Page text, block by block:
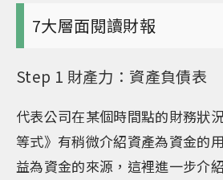
7大層面閱讀財報
Step 1 財產力：資產負債表
代表公司在某個時間點的財務狀
等式》有稍微介紹資產為資金的
益為資金的來源，這裡進一步介